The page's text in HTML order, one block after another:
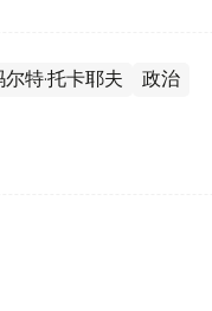
特·托卡耶夫 政治